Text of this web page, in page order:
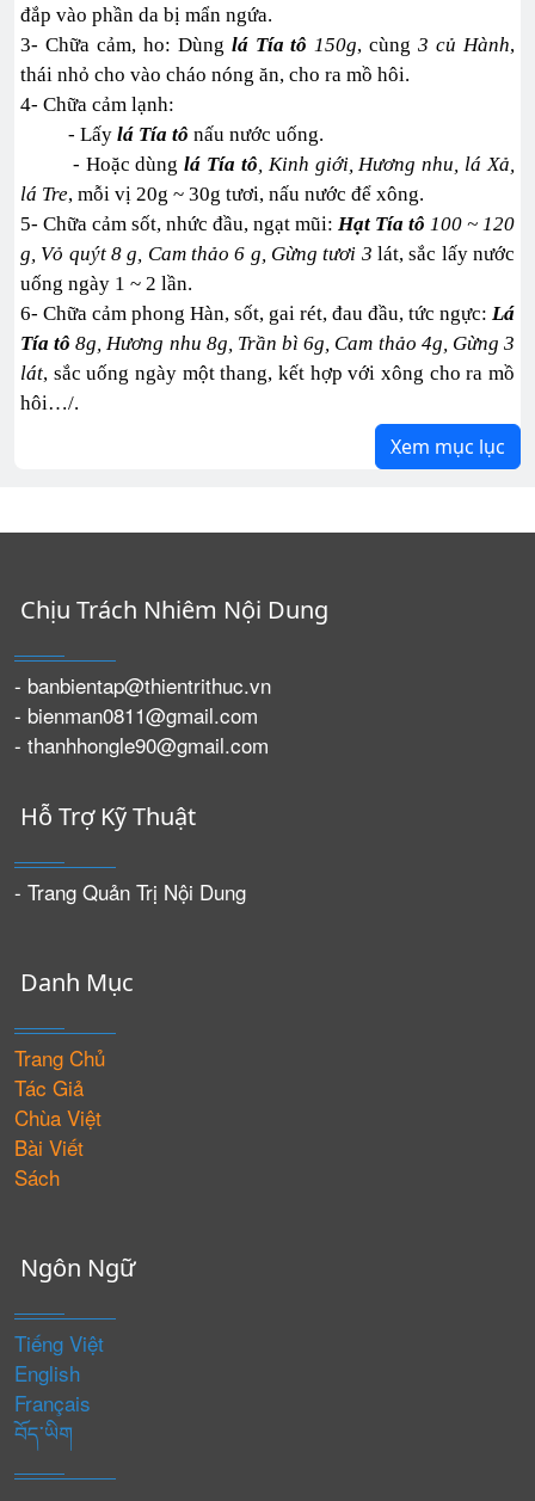
đắp vào phần da bị mẩn ngứa.
3- Chữa cảm, ho: Dùng lá Tía tô 150g, cùng3 củ Hành,
thái nhỏ cho vào cháo nóng ăn, cho ra mồ hôi.
4- Chữa cảm lạnh:
- Lấy lá Tía tô nấu nước uống.
- Hoặc dùnglá Tía tô, Kinh giới, Hương nhu, lá Xả,
lá Tre, mỗi vị 20g ~ 30g tươi, nấu nước để xông.
5- Chữa cảm sốt, nhức đầu, ngạt mũi: Hạt Tía tô 100 ~ 120
g, Vỏ quýt 8 g, Cam thảo 6 g, Gừng tươi 3 lát, sắc lấy nước
uống ngày 1 ~ 2 lần.
6- Chữa cảm phong Hàn, sốt, gai rét, đau đầu, tức ngực: Lá
Tía tô8g, Hương nhu 8g, Trần bì 6g, Cam thảo 4g, Gừng 3
lát, sắc uống ngày một thang, kết hợp với xông cho ra mồ
hôi…/.
Xem mục lục
Chịu Trách Nhiêm Nội Dung
- banbientap@thientrithuc.vn
- bienman0811@gmail.com
- thanhhongle90@gmail.com
Hỗ Trợ Kỹ Thuật
- Trang Quản Trị Nội Dung
Danh Mục
Trang Chủ
Tác Giả
Chùa Việt
Bài Viết
Sách
Ngôn Ngữ
Tiếng Việt
English
Français
བོད་ཡིག